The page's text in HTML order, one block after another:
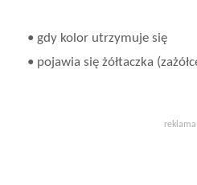
• gdy kolor utrzymuje się
• pojawia się żółtaczka
reklama